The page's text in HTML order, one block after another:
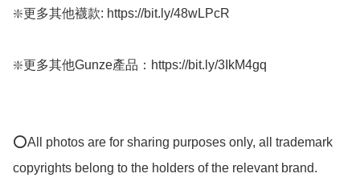
❇️更多其他襪款: https://bit.ly/48wLPcR
❇️更多其他Gunze產品：https://bit.ly/3IkM4gq
⭕All photos are for sharing purposes only, all trademark
copyrights belong to the holders of the relevant brand.